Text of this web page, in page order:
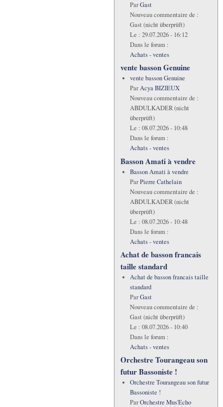
ParGast
Nouveau commentaire de :
Gast (nicht überprüft)
Le : 29.07.2026 - 16:12
Dans le forum :
Achats - ventes
vente basson Genuine
vente basson Genuine
ParAcya BIZIEUX
Nouveau commentaire de :
ABDULKADER (nicht
überprüft)
Le : 08.07.2026 - 10:48
Dans le forum :
Achats - ventes
Basson Amati à vendre
Basson Amati à vendre
ParPierre Cathelain
Nouveau commentaire de :
ABDULKADER (nicht
überprüft)
Le : 08.07.2026 - 10:48
Dans le forum :
Achats - ventes
Achat de basson francais
taille standard
Achat de basson francais taille
standard
ParGast
Nouveau commentaire de :
Gast (nicht überprüft)
Le : 08.07.2026 - 10:40
Dans le forum :
Achats - ventes
Orchestre Tourangeau son
futur Bassoniste !
Orchestre Tourangeau son futur
Bassoniste !
ParOrchestre Mus'Echo